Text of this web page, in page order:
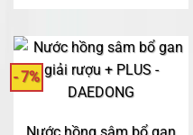
sản
phẩm
- 7%